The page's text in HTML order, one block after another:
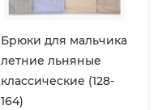
Брюки для мальчика
летние льняные
классические (128-
164)